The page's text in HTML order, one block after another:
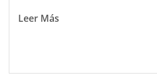
Leer Más